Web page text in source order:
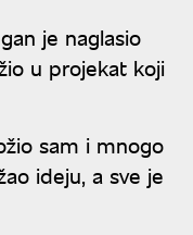
je naglasio
u projekat koji
sam i mnogo
ideju, a sve je